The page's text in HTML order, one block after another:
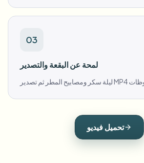
03
لمحة عن البقعة والتصدير
تحميل فيديو